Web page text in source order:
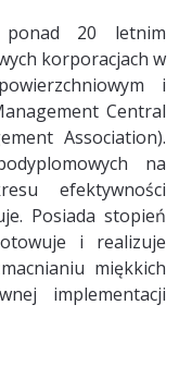
20 letnim
korporacjach w
i
Central
Association).
na
efektywności
Posiada stopień
i realizuje
miękkich
implementacji